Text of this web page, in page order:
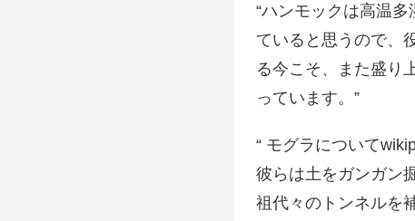
“ハンモックは高温
ていると思うので、
る今こそ、また盛り
っています。”
“ モグラについて
彼らは土をガンガン
祖代々のトンネルを